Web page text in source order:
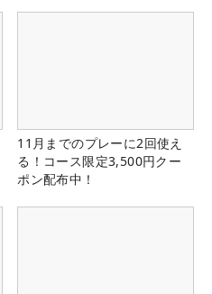
11月までのプレーに2回使え
る！コース限定3,500円クー
ポン配布中！